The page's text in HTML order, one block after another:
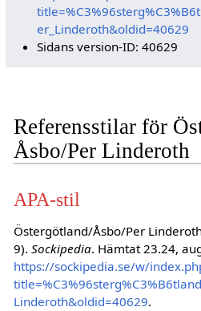
er_Linderoth&oldid=40629
Sidans version-ID: 40629
Referensstilar för
Åsbo/Per Linderoth
APA-stil
Östergötland/Åsbo/Per
9). Sockipedia. Hämtat 23.24,
https://sockipedia.se/w/
Linderoth&oldid=40629.